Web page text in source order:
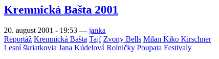
Kremnická Bašta 2001
20. august 2001 - 19:53 — janka
Reportáž Kremnická Bašta Tajf Zvony Bells Milan Kiko Kirschner
Lesní škriatkovia Jana Kúdelová Rolničky Poupata Festivaly